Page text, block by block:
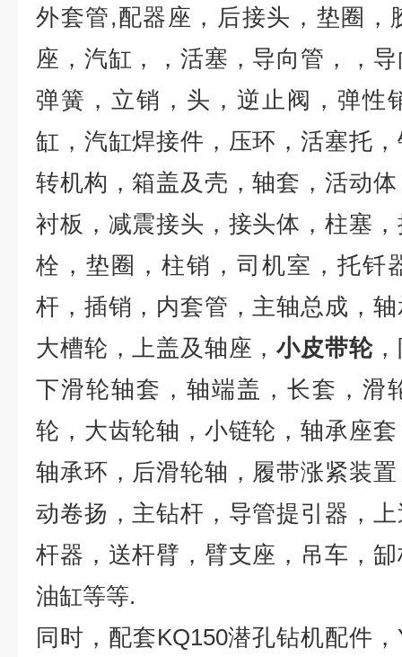
外套管,配器座，后接头，垫圈，
座，汽缸，，活塞，导向管，，
弹簧，立销，头，逆止阀，弹性
缸，汽缸焊接件，压环，活塞托
转机构，箱盖及壳，轴套，活动
衬板，减震接头，接头体，柱塞
栓，垫圈，柱销，司机室，托钎
杆，插销，内套管，主轴总成，
大槽轮，上盖及轴座，小皮带轮
下滑轮轴套，轴端盖，长套，滑
轮，大齿轮轴，小链轮，轴承座
轴承环，后滑轮轴，履带涨紧装
动卷扬，主钻杆，导管提引器，
杆器，送杆臂，臂支座，吊车，
油缸等等.
同时，配套KQ150潜孔钻机配件，